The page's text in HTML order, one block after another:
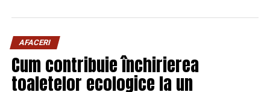
Ravenol este un producător german de lubrifianți
fondat în anul 1946 și recunoscut la nivel internațional
pentru dezvoltarea deuleiuri de motor premium
AFACERI
Cum contribuie închirierea
toaletelor ecologice la un